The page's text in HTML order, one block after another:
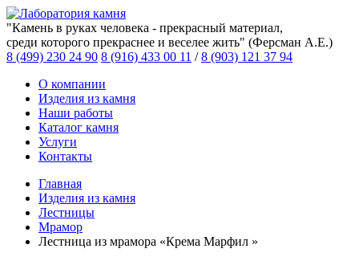
"Камень в руках человека - прекрасный материал,
среди которого прекраснее и веселее жить" (Ферсман А.Е.)
8 (499) 230 24 90 8 (916) 433 00 11 /8 (903) 121 37 94
О компании
Изделия из камня
Наши работы
Каталог камня
Услуги
Контакты
Главная
Изделия из камня
Лестницы
Мрамор
Лестница из мрамора «Крема Марфил »